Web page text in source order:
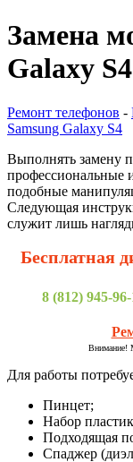
Замена
Galaxy S4
Ремонт телефонов -
Samsung Galaxy S4
Выполнять замену
профессиональные
подобные
Следующая
служит лишь
Бесплатная
8 (812) 945-
Внимание!
Для работы
Пинцет;
Набор
Подходящая
Спаджер